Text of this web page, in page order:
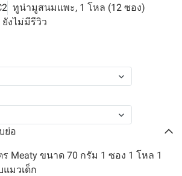
ทูน่ามูสนมแพะ, 1 โหล (12 ซอง)
ยังไม่มีรีวิว
ย่อ
Meaty ขนาด 70 กรัม 1 ซอง 1 โหล 1
มวเด็ก